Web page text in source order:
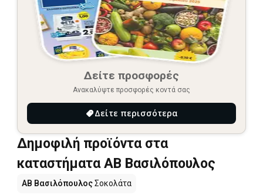
Δείτε προσφορές
Ανακαλύψτε προσφορές κοντά σας
Δείτε περισσότερα
Δημοφιλή προϊόντα στα
καταστήματα ΑΒ Βασιλόπουλος
ΑΒ ΒασιλόπουλοςΣοκολάτα